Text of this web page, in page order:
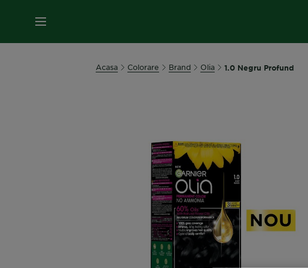
MENIU
Acasa Colorare Brand Olia 1.0 Negru Profund